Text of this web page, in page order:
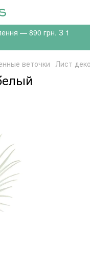
— 890 грн. З 1
веточки Лист